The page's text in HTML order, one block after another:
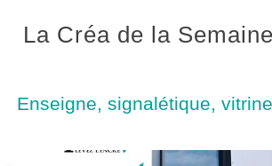
La Créa de la
Enseigne, signalétique,